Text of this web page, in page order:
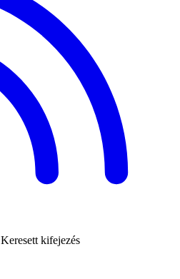
Keresett kifejezés